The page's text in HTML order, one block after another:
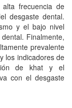
frecuencia de
desgaste dental.
y el bajo nivel
Finalmente,
prevalente
los indicadores de
de khat y el
con el desgaste